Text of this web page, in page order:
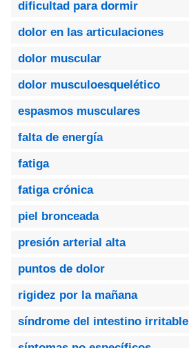
dificultad para dormir
dolor en las articulaciones
dolor muscular
dolor musculoesquelético
espasmos musculares
falta de energía
fatiga
fatiga crónica
piel bronceada
presión arterial alta
puntos de dolor
rigidez por la mañana
síndrome del intestino irritable